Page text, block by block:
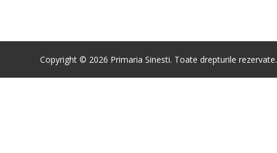
Copyright © 2026 Primaria Sinesti. Toate drepturile rezervate.